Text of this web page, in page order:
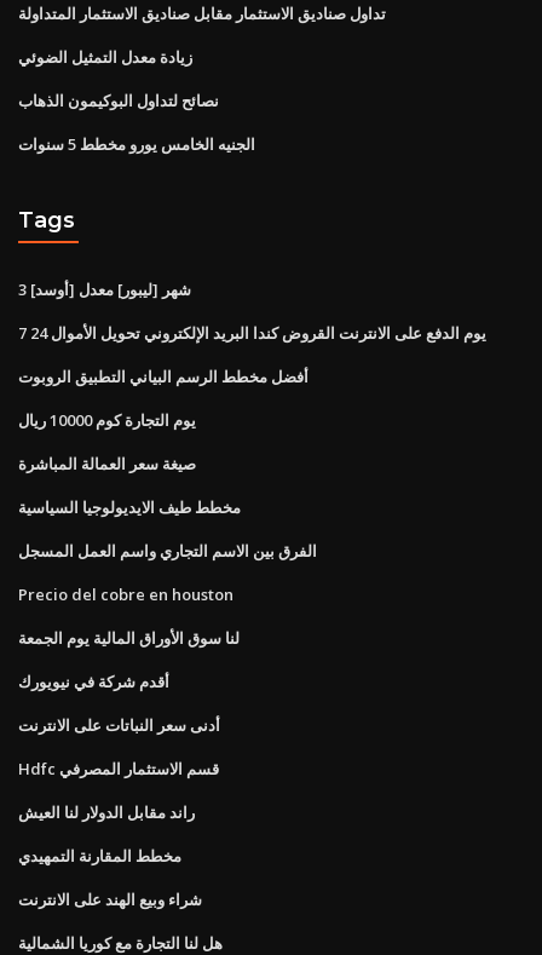
تداول صناديق الاستثمار مقابل صناديق الاستثمار المتداولة
زيادة معدل التمثيل الضوئي
نصائح لتداول البوكيمون الذهاب
الجنيه الخامس يورو مخطط 5 سنوات
Tags
3 شهر [ليبور] معدل [أوسد]
يوم الدفع على الانترنت القروض كندا البريد الإلكتروني تحويل الأموال 24 7
أفضل مخطط الرسم البياني التطبيق الروبوت
يوم التجارة كوم 10000 ريال
صيغة سعر العمالة المباشرة
مخطط طيف الايديولوجيا السياسية
الفرق بين الاسم التجاري واسم العمل المسجل
Precio del cobre en houston
لنا سوق الأوراق المالية يوم الجمعة
أقدم شركة في نيويورك
أدنى سعر النباتات على الانترنت
Hdfc قسم الاستثمار المصرفي
راند مقابل الدولار لنا العيش
مخطط المقارنة التمهيدي
شراء وبيع الهند على الانترنت
هل لنا التجارة مع كوريا الشمالية